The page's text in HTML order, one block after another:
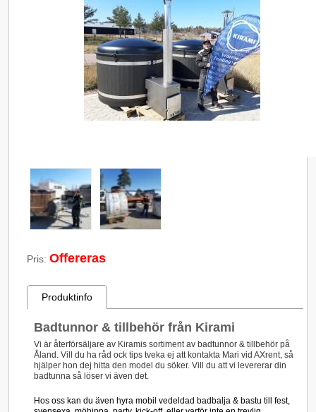
Pris:Offereras
Produktinfo
Badtunnor & tillbehör från Kirami
Vi är återförsäljare av Kiramis sortiment av badtunnor & tillbehör på
Åland. Vill du ha råd ock tips tveka ej att kontakta Mari vid AXrent, så
hjälper hon dej hitta den model du söker. Vill du att vi levererar din
badtunna så löser vi även det.
Hos oss kan du även hyra mobil vedeldad badbalja & bastu till fest,